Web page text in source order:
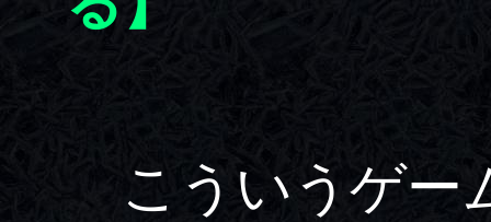
こういうゲー